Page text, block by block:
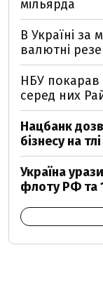
мільярда
В Україні за
валютні
НБУ покарав
серед них
Нацбанк
бізнесу на
Україна
флоту РФ та